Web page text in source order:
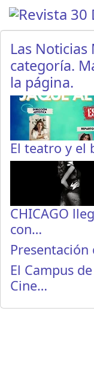
Las Noticias
categoría.
la página.
El teatro y el
CHICAGO
con…
El Campus
Cine…